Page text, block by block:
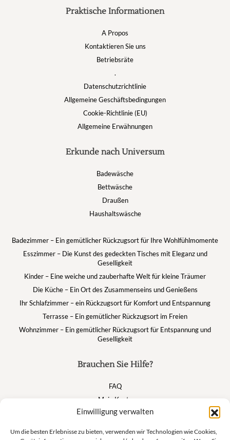
Einwilligung verwalten
Um die besten Erlebnisse zu bieten, verwenden wir Technologien wie Cookies,
Brauchen Sie Hilfe?
FAQ
Mein Konto
Warenkorb
Praktische Informationen
A Propos
Kontaktieren Sie uns
Betriebsräte
.
Datenschutzrichtlinie
Allgemeine Geschäftsbedingungen
Cookie-Richtlinie (EU)
Allgemeine Erwähnungen
Erkunde nach Universum
Badewäsche
Bettwäsche
Draußen
Haushaltswäsche
Badezimmer – Ein gemütlicher Rückzugsort für Ihre Wohlfühlmomente
Esszimmer – Die Kunst des gedeckten Tisches mit Eleganz und
Geselligkeit
Kinder – Eine weiche und zauberhafte Welt für kleine Träumer
Die Küche – Ein Ort des Zusammenseins und Genießens
Ihr Schlafzimmer – ein Rückzugsort für Komfort und Entspannung
Terrasse – Ein gemütlicher Rückzugsort im Freien
Wohnzimmer – Ein gemütlicher Rückzugsort für Entspannung und
Geselligkeit